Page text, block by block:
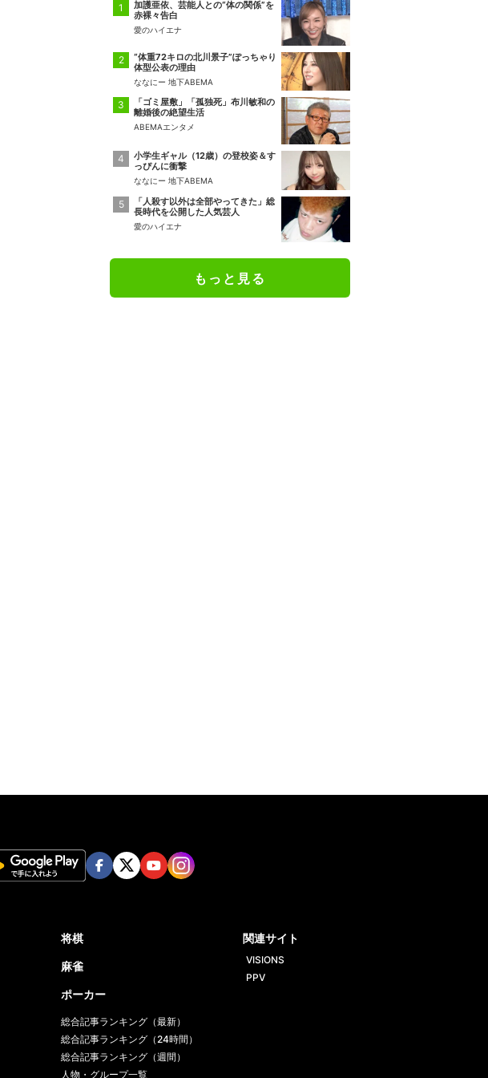
加護亜依、芸能人との“体の関係”を
赤裸々告白
愛のハイエナ
“体重72キロの北川景子”ぽっちゃり
体型公表の理由
ななにー 地下ABEMA
「ゴミ屋敷」「孤独死」布川敏和の
離婚後の絶望生活
ABEMAエンタメ
小学生ギャル（12歳）の登校姿＆す
っぴんに衝撃
ななにー 地下ABEMA
「人殺す以外は全部やってきた」総
長時代を公開した人気芸人
愛のハイエナ
もっと見る
将棋
麻雀
ポーカー
総合記事ランキング（最新）
総合記事ランキング（24時間）
総合記事ランキング（週間）
人物・グループ一覧
関連サイト
VISIONS
PPV